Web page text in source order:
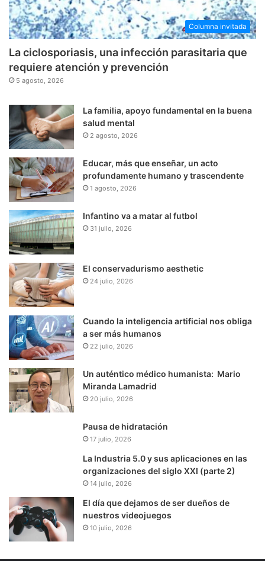
Columna invitada
La ciclosporiasis, una infección parasitaria que
requiere atención y prevención
5 agosto, 2026
La familia, apoyo fundamental en la buena
salud mental
2 agosto, 2026
Educar, más que enseñar, un acto
profundamente humano y trascendente
1 agosto, 2026
Infantino va a matar al futbol
31 julio, 2026
El conservadurismo aesthetic
24 julio, 2026
Cuando la inteligencia artificial nos obliga
a ser más humanos
22 julio, 2026
Un auténtico médico humanista: Mario
Miranda Lamadrid
20 julio, 2026
Pausa de hidratación
17 julio, 2026
La Industria 5.0 y sus aplicaciones en las
organizaciones del siglo XXI (parte 2)
14 julio, 2026
El día que dejamos de ser dueños de
nuestros videojuegos
10 julio, 2026